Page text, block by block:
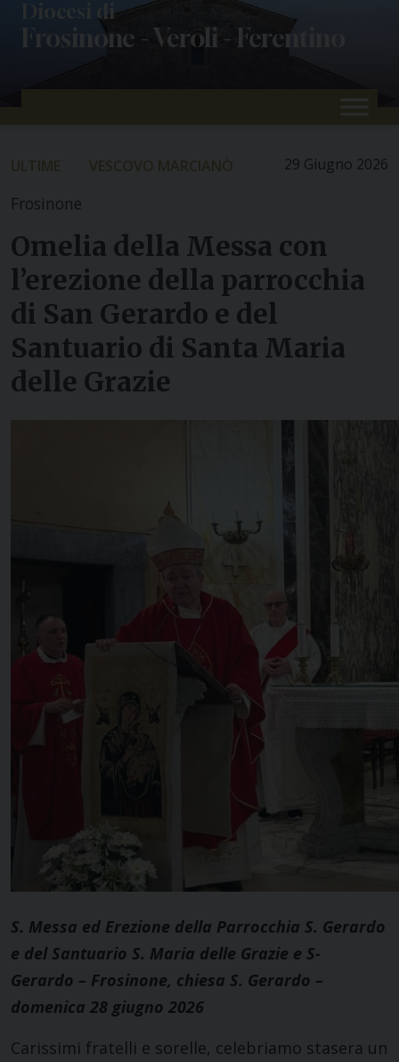
Diocesi di
Frosinone - Veroli - Ferentino
29 Giugno 2026
ULTIME VESCOVO MARCIANÒ
Frosinone
Omelia della Messa con
l’erezione della parrocchia
di San Gerardo e del
Santuario di Santa Maria
delle Grazie
S. Messa ed Erezione della Parrocchia S. Gerardo
e del Santuario S. Maria delle Grazie e S-
Gerardo – Frosinone, chiesa S. Gerardo –
domenica 28 giugno 2026
Carissimi fratelli e sorelle, celebriamo stasera un